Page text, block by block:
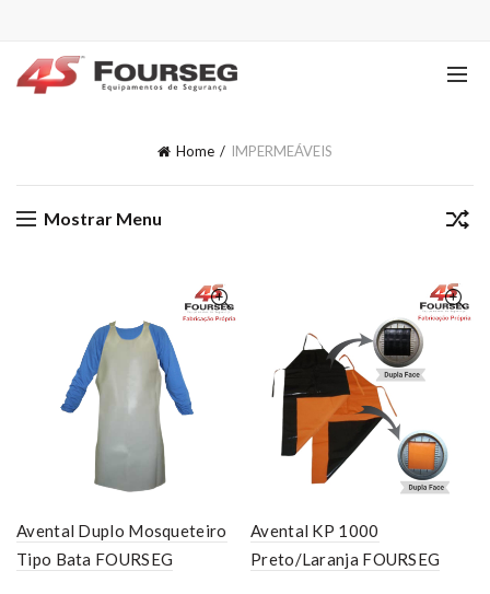
Home IMPERMEÁVEIS
Mostrar Menu
Avental Duplo Mosqueteiro
Tipo Bata FOURSEG
Avental KP 1000
Preto/Laranja FOURSEG